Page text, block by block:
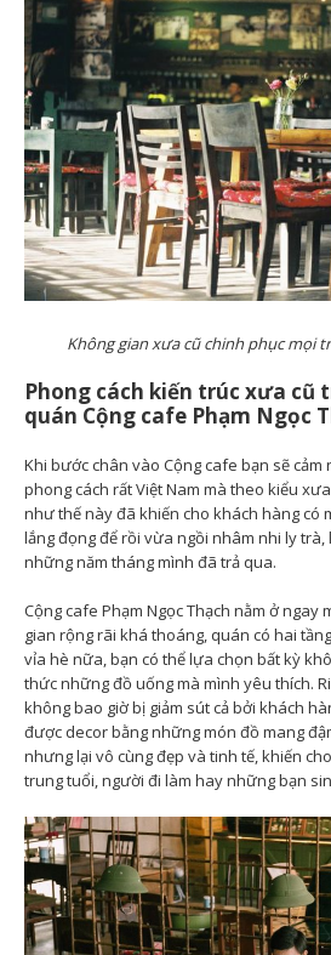
Không gian xưa cũ chinh phục mọi
Phong cách kiến trúc xưa cũ
quán Cộng cafe Phạm Ngọc
Khi bước chân vào Cộng cafe bạn sẽ
phong cách rất Việt Nam mà theo kiểu
như thế này đã khiến cho khách hàng có
lắng đọng để rồi vừa ngồi nhâm nhi ly
những năm tháng mình đã trả qua.
Cộng cafe Phạm Ngọc Thạch nằm ở
gian rộng rãi khá thoáng, quán có hai
vỉa hè nữa, bạn có thể lựa chọn bất kỳ
thức những đồ uống mà mình yêu thích.
không bao giờ bị giảm sút cả bởi khách
được decor bằng những món đồ mang
nhưng lại vô cùng đẹp và tinh tế, khiến
trung tuổi, người đi làm hay những bạn